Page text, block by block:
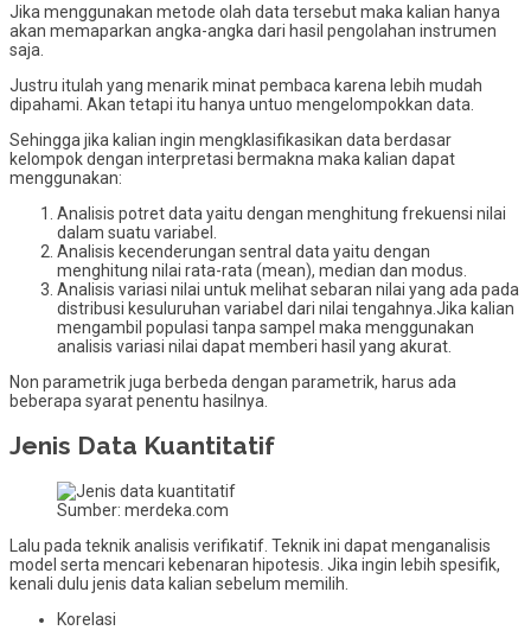
Jika menggunakan metode olah data tersebut maka kalian hanya
akan memaparkan angka-angka dari hasil pengolahan instrumen
saja.
Justru itulah yang menarik minat pembaca karena lebih mudah
dipahami. Akan tetapi itu hanya untuo mengelompokkan data.
Sehingga jika kalian ingin mengklasifikasikan data berdasar
kelompok dengan interpretasi bermakna maka kalian dapat
menggunakan:
Analisis potret data yaitu dengan menghitung frekuensi nilai
dalam suatu variabel.
Analisis kecenderungan sentral data yaitu dengan
menghitung nilai rata-rata (mean), median dan modus.
Analisis variasi nilai untuk melihat sebaran nilai yang ada pada
distribusi kesuluruhan variabel dari nilai tengahnya.Jika kalian
mengambil populasi tanpa sampel maka menggunakan
analisis variasi nilai dapat memberi hasil yang akurat.
Non parametrik juga berbeda dengan parametrik, harus ada
beberapa syarat penentu hasilnya.
Jenis Data Kuantitatif
Sumber: merdeka.com
Lalu pada teknik analisis verifikatif. Teknik ini dapat menganalisis
model serta mencari kebenaran hipotesis. Jika ingin lebih spesifik,
kenali dulu jenis data kalian sebelum memilih.
Korelasi